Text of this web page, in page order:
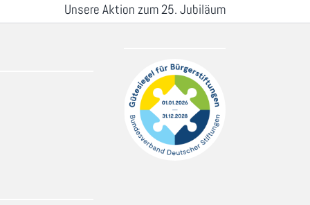
Unsere Aktion zum 25. Jubiläum